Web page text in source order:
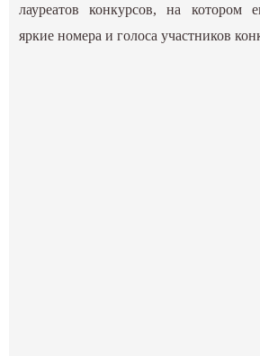
лауреатов конкурсов, на котором
яркие номера и голоса участников